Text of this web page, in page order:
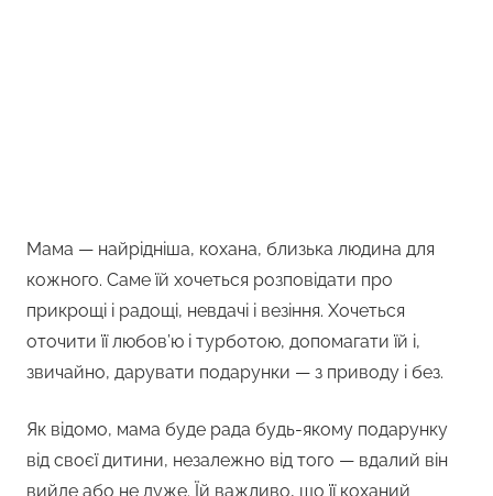
Мама — найрідніша, кохана, близька людина для
кожного. Саме їй хочеться розповідати про
прикрощі і радощі, невдачі і везіння. Хочеться
оточити її любов’ю і турботою, допомагати їй і,
звичайно, дарувати подарунки — з приводу і без.
Як відомо, мама буде рада будь-якому подарунку
від своєї дитини, незалежно від того — вдалий він
вийде або не дуже. Їй важливо, що її коханий